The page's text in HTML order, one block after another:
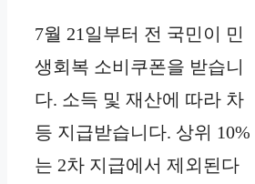
7월 21일부터 전 국민이 민
생회복 소비쿠폰을 받습니
다. 소득 및 재산에 따라 차
등 지급받습니다. 상위 10%
는 2차 지급에서 제외된다